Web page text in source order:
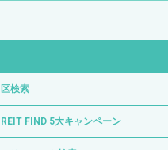
区検索
REIT FIND 5大キャンペーン